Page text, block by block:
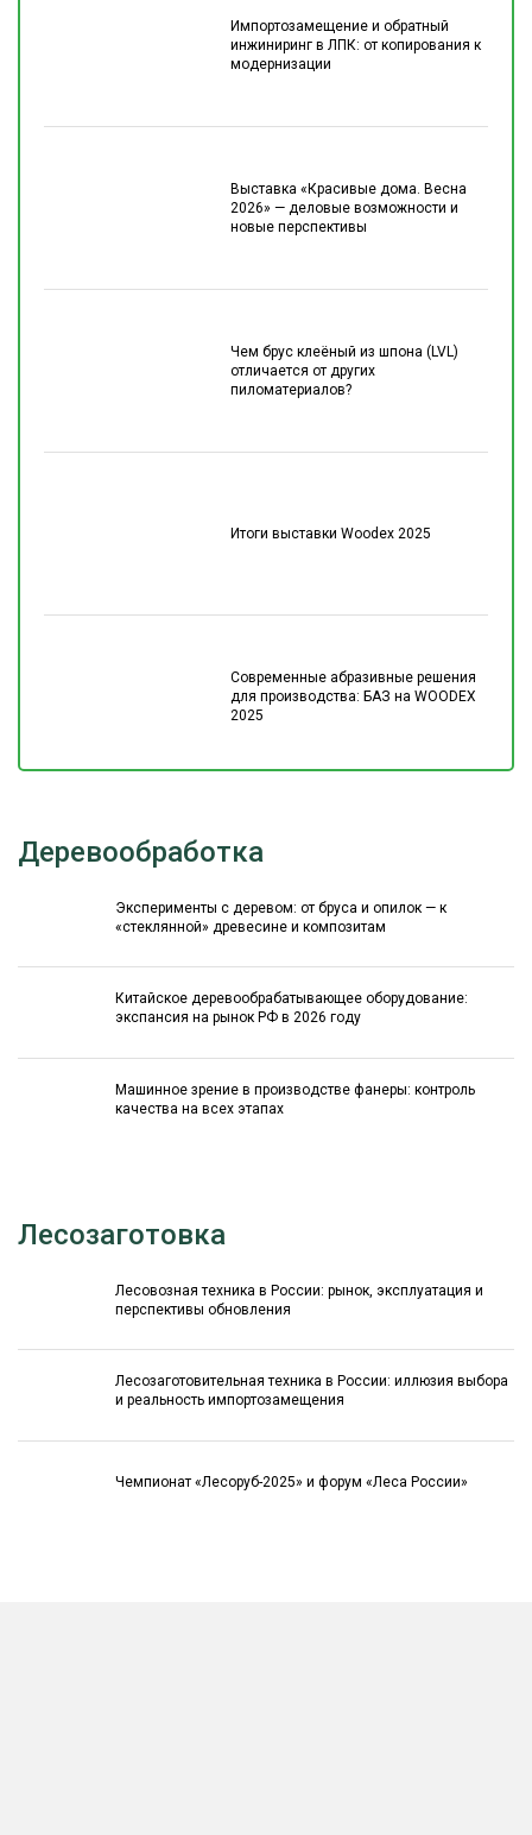
Импортозамещение и обратный
инжиниринг в ЛПК: от копирования к
модернизации
Выставка «Красивые дома. Весна
2026» — деловые возможности и
новые перспективы
Чем брус клеёный из шпона (LVL)
отличается от других
пиломатериалов?
Итоги выставки Woodex 2025
Современные абразивные решения
для производства: БАЗ на WOODEX
2025
Деревообработка
Эксперименты с деревом: от бруса и опилок — к
«стеклянной» древесине и композитам
Китайское деревообрабатывающее оборудование:
экспансия на рынок РФ в 2026 году
Машинное зрение в производстве фанеры: контроль
качества на всех этапах
Лесозаготовка
Лесовозная техника в России: рынок, эксплуатация и
перспективы обновления
Лесозаготовительная техника в России: иллюзия выбора
и реальность импортозамещения
Чемпионат «Лесоруб-2025» и форум «Леса России»